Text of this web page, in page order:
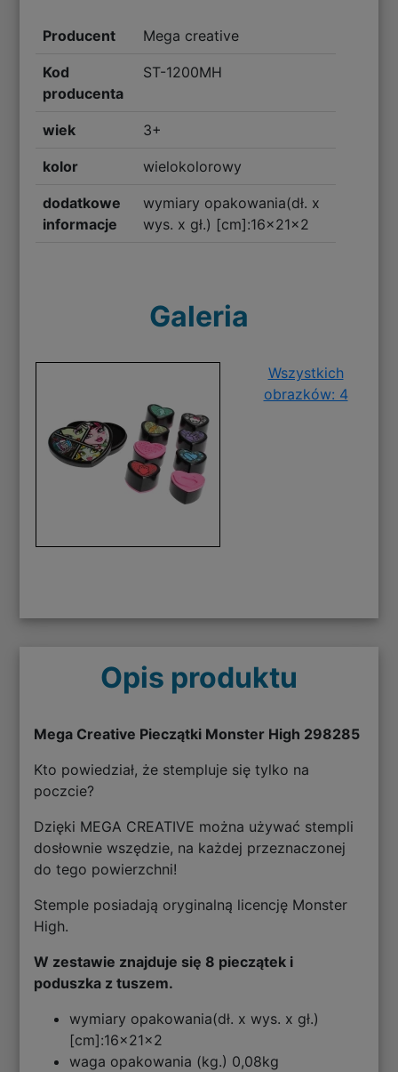
Producent Mega creative
Kod
producenta
ST-1200MH
wiek 3+
kolor wielokolorowy
dodatkowe
informacje
wymiary opakowania(dł. x
wys. x gł.) [cm]:16x21x2
Galeria
Wszystkich
obrazków: 4
Opis produktu
Mega Creative Pieczątki Monster High 298285
Kto powiedział, że stempluje się tylko na
poczcie?
Dzięki MEGA CREATIVE można używać stempli
dosłownie wszędzie, na każdej przeznaczonej
do tego powierzchni!
Stemple posiadają oryginalną licencję Monster
High.
W zestawie znajduje się 8 pieczątek i
poduszka z tuszem.
wymiary opakowania(dł. x wys. x gł.)
[cm]:16x21x2
waga opakowania (kg.) 0,08kg